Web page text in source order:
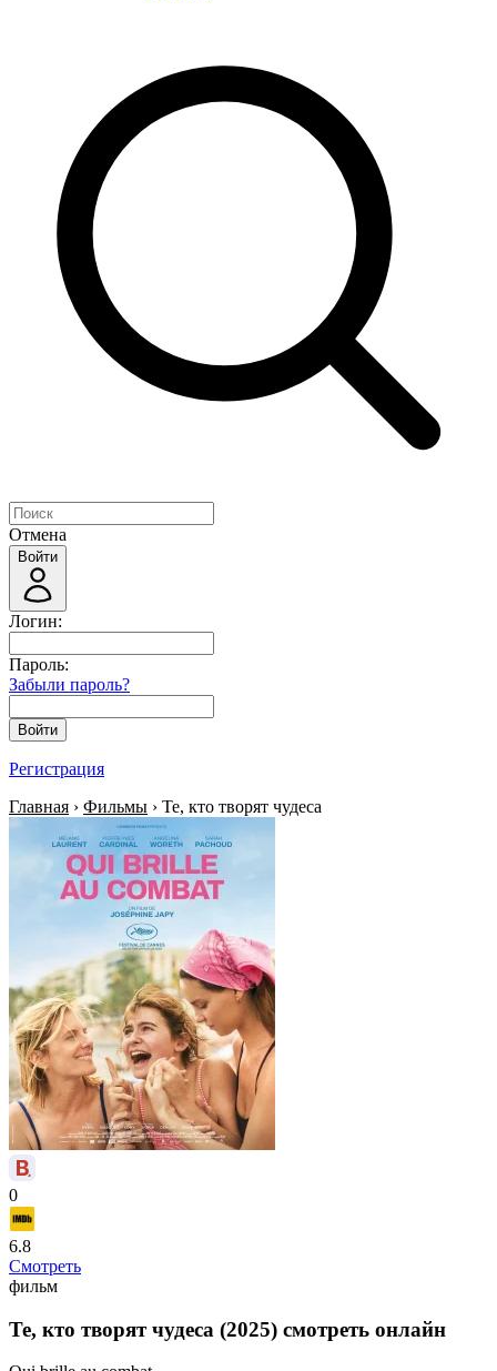
Отмена
Войти
Логин:
Пароль:
Забыли пароль?
Войти
Регистрация
Главная › Фильмы › Те, кто творят чудеса
0
6.8
Смотреть
фильм
Те, кто творят чудеса (2025) смотреть онлайн